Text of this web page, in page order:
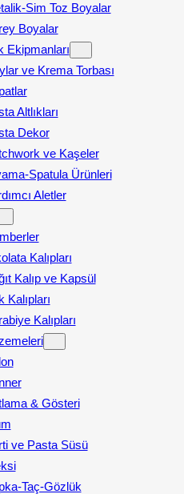
Sim Toz Boyalar
Boyalar
Ekipmanları
ve Krema Torbası
Altlıkları
Dekor
ve Kaşeler
Spatula Ürünleri
Aletler
Kalıpları
Kalıp ve Kapsül
Kalıpları
Kalıpları
& Gösteri
ve Pasta Süsü
Taç-Gözlük